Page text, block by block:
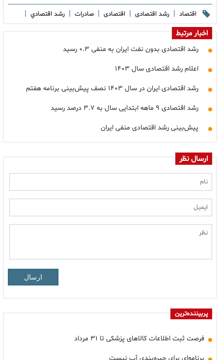
اقتصاد | رشد اقتصادی | اقتصادی | صادرات | رشد اقتصادي |
اخبار مرتبط
رشد اقتصادی بدون نفت ایران به منفی ۰.۳ رسید
اعلام رشد اقتصادی سال ۱۴۰۳
رشد اقتصادی ایران در سال ۱۴۰۳ نصف پیش‌بینی برنامه هفتم
رشد اقتصادی ۹ ماهه ابتدایی سال به ۳.۷ درصد رسید
پیش‌بینی رشد اقتصادی منفی ایران
ارسال نظر
ارسال
پربیننده‌ترین
فرصت ثبت اطلاعات کالاهای پزشکی تا ۳۱ مرداد